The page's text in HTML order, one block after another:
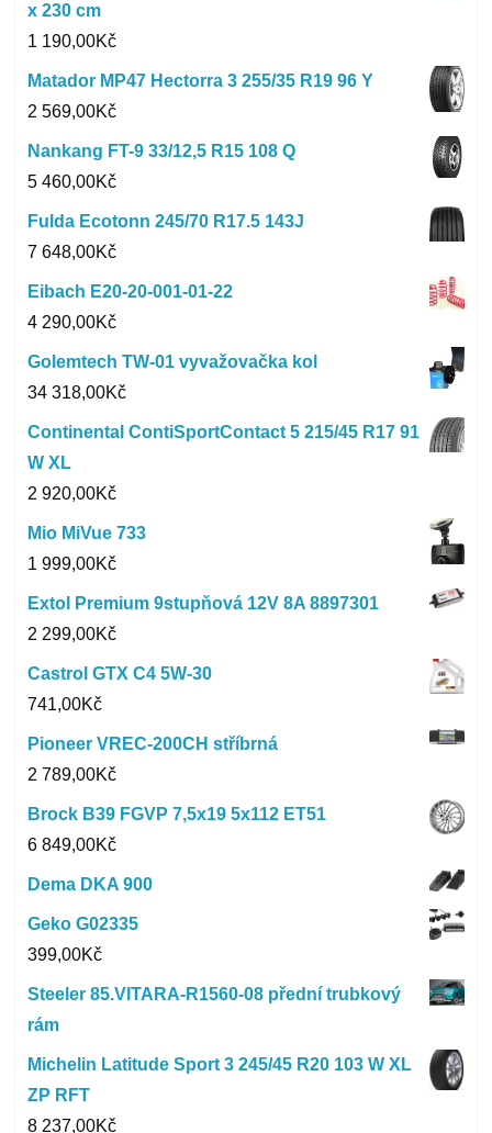
x 230 cm
1 190,00Kč
Matador MP47 Hectorra 3 255/35 R19 96 Y
2 569,00Kč
Nankang FT-9 33/12,5 R15 108 Q
5 460,00Kč
Fulda Ecotonn 245/70 R17.5 143J
7 648,00Kč
Eibach E20-20-001-01-22
4 290,00Kč
Golemtech TW-01 vyvažovačka kol
34 318,00Kč
Continental ContiSportContact 5 215/45 R17 91
W XL
2 920,00Kč
Mio MiVue 733
1 999,00Kč
Extol Premium 9stupňová 12V 8A 8897301
2 299,00Kč
Castrol GTX C4 5W-30
741,00Kč
Pioneer VREC-200CH stříbrná
2 789,00Kč
Brock B39 FGVP 7,5x19 5x112 ET51
6 849,00Kč
Dema DKA 900
Geko G02335
399,00Kč
Steeler 85.VITARA-R1560-08 přední trubkový
rám
Michelin Latitude Sport 3 245/45 R20 103 W XL
ZP RFT
8 237,00Kč